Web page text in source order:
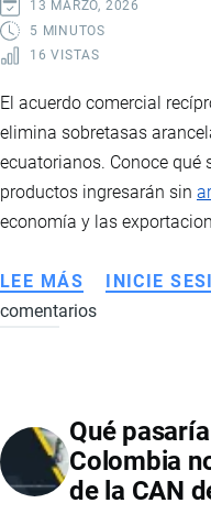
13 MARZO, 2026
5 MINUTOS
16 VISTAS
El acuerdo comercial
elimina sobretasas
ecuatorianos. Conoce qué
productos ingresarán sin
economía y las
LEE MÁS SOBRE
ACUERDO
ECUADOR
Y
ESTADOS
INICIE
comentarios
Qué
Colombia
de la CAN